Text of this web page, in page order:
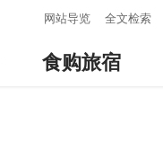
网站导览 全文检索
食购旅宿